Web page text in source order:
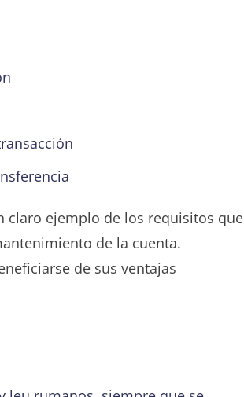
claro ejemplo de los requisitos que
de la cuenta.
de sus ventajas